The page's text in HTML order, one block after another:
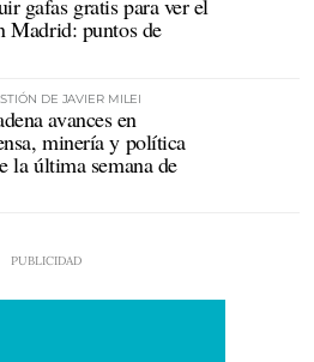
gafas gratis para ver el
Madrid: puntos de
DE JAVIER MILEI
avances en
minería y política
la última semana de